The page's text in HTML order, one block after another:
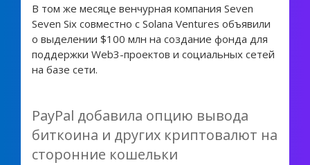
В том же месяце венчурная компания Seven
Seven Six совместно с Solana Ventures объявили
о выделении $100 млн на создание фонда для
поддержки Web3-проектов и социальных сетей
на базе сети.
PayPal добавила опцию вывода
биткоина и других криптовалют на
сторонние кошельки